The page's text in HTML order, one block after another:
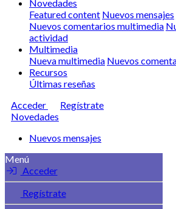
Novedades
Featured content Nuevos mensajes
Nuevos comentarios multimedia
actividad
Multimedia
Nueva multimedia Nuevos
Recursos
Últimas reseñas
Acceder
Regístrate
Novedades
Nuevos mensajes
Menú
Acceder
Regístrate